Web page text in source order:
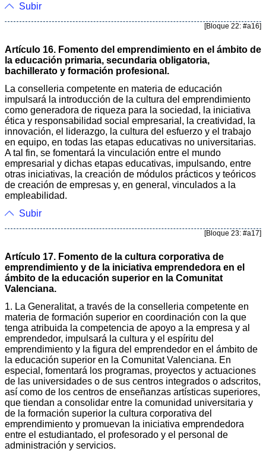
Subir
[Bloque 22: #a16]
Artículo 16. Fomento del emprendimiento en el ámbito de
la educación primaria, secundaria obligatoria,
bachillerato y formación profesional.
La conselleria competente en materia de educación
impulsará la introducción de la cultura del emprendimiento
como generadora de riqueza para la sociedad, la iniciativa
ética y responsabilidad social empresarial, la creatividad, la
innovación, el liderazgo, la cultura del esfuerzo y el trabajo
en equipo, en todas las etapas educativas no universitarias.
A tal fin, se fomentará la vinculación entre el mundo
empresarial y dichas etapas educativas, impulsando, entre
otras iniciativas, la creación de módulos prácticos y teóricos
de creación de empresas y, en general, vinculados a la
empleabilidad.
Subir
[Bloque 23: #a17]
Artículo 17. Fomento de la cultura corporativa de
emprendimiento y de la iniciativa emprendedora en el
ámbito de la educación superior en la Comunitat
Valenciana.
1. La Generalitat, a través de la conselleria competente en
materia de formación superior en coordinación con la que
tenga atribuida la competencia de apoyo a la empresa y al
emprendedor, impulsará la cultura y el espíritu del
emprendimiento y la figura del emprendedor en el ámbito de
la educación superior en la Comunitat Valenciana. En
especial, fomentará los programas, proyectos y actuaciones
de las universidades o de sus centros integrados o adscritos,
así como de los centros de enseñanzas artísticas superiores,
que tiendan a consolidar entre la comunidad universitaria y
de la formación superior la cultura corporativa del
emprendimiento y promuevan la iniciativa emprendedora
entre el estudiantado, el profesorado y el personal de
administración y servicios.